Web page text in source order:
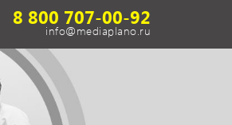
8 800 707-00-92
info@mediaplano.ru